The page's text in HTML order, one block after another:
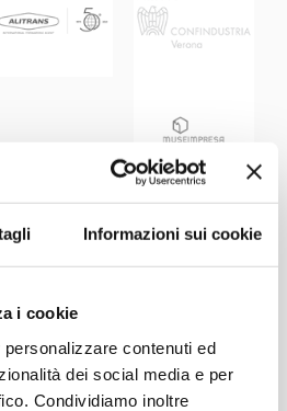
Informazioni sui cookie
i cookie
contenuti ed
dei social media e per
Condividiamo inoltre